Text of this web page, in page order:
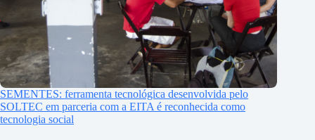
SEMENTES: ferramenta tecnológica desenvolvida pelo
SOLTEC em parceria com a EITA é reconhecida como
tecnologia social